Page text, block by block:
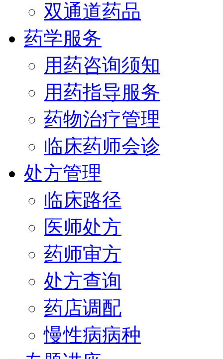
双通道药品
药学服务
用药咨询须知
用药指导服务
药物治疗管理
临床药师会诊
处方管理
临床路径
医师处方
药师审方
处方查询
药店调配
慢性病病种